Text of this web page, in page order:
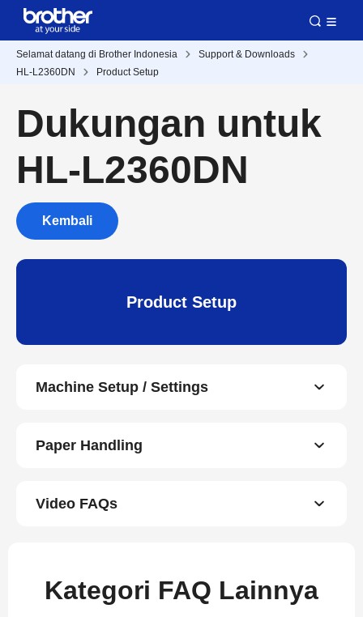
Selamat datang di Brother Indonesia
Support & Downloads
HL-L2360DN
Product Setup
Dukungan untuk
HL-L2360DN
Kembali
Product Setup
Machine Setup / Settings
Paper Handling
Video FAQs
Kategori FAQ Lainnya